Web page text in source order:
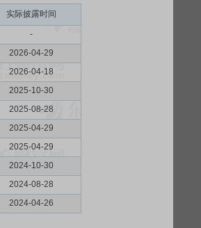
实际披露时间
-
2026-04-29
2026-04-18
2025-10-30
2025-08-28
2025-04-29
2025-04-29
2024-10-30
2024-08-28
2024-04-26